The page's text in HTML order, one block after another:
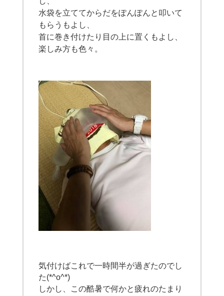
水袋を立ててからだをぽんぽんと叩いて
もらうもよし、
首に巻き付けたり目の上に置くもよし、
楽しみ方も色々。
気付けばこれで一時間半が過ぎたのでし
た(*^o^*)
しかし、この酷暑で何かと疲れのたまり